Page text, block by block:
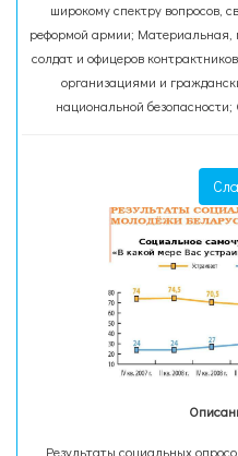
широкому спектру вопросов,
реформой армии; Материальная,
солдат и офицеров
организациями и
национальной
Результаты социальных